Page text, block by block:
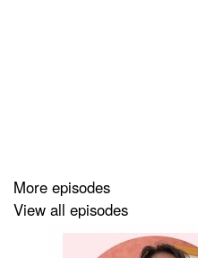
More episodes
View all episodes